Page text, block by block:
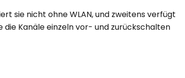
sie nicht ohne WLAN, und zweitens verfügt
die Kanäle einzeln vor- und zurückschalten